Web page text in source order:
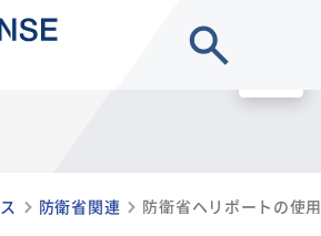
防衛省関連 防衛省ヘリポートの使